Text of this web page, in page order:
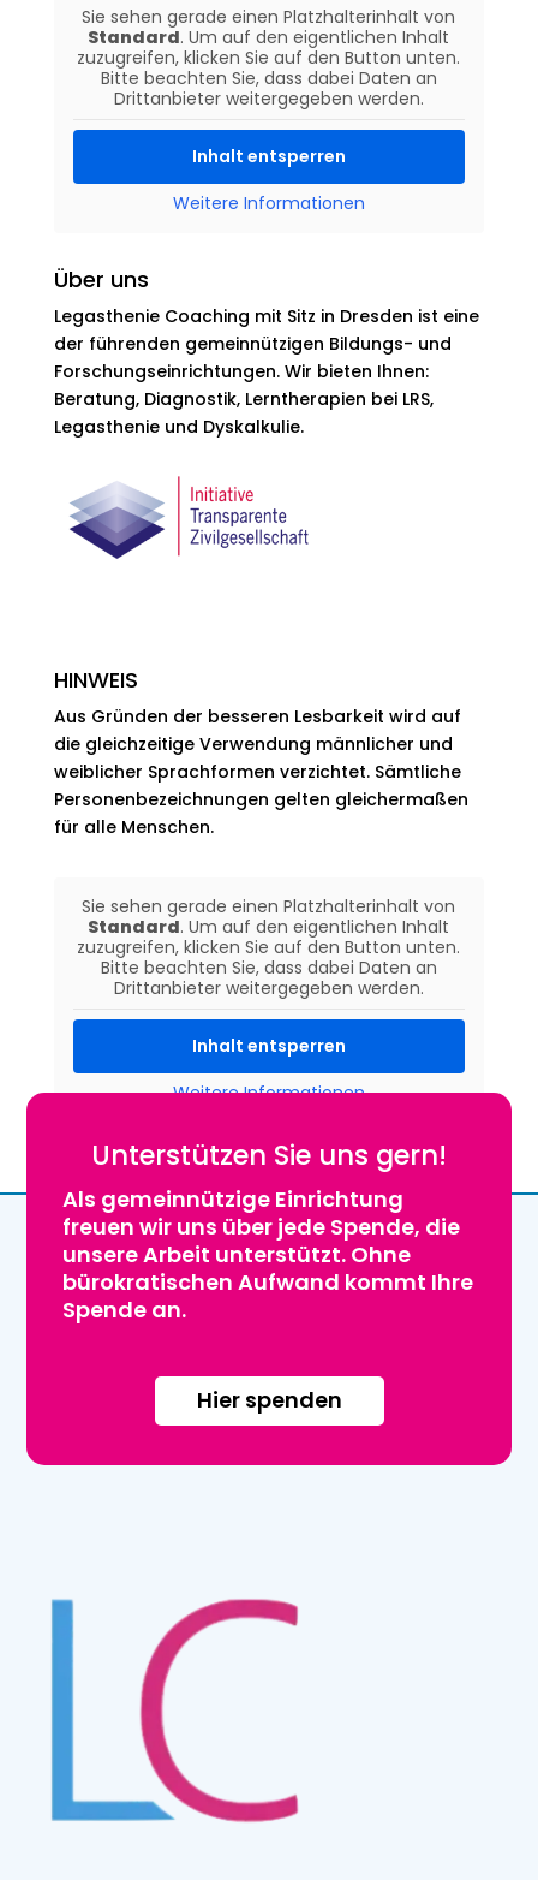
Sie sehen gerade einen Platzhalterinhalt von
Standard. Um auf den eigentlichen Inhalt
zuzugreifen, klicken Sie auf den Button unten.
Bitte beachten Sie, dass dabei Daten an
Drittanbieter weitergegeben werden.
Inhalt entsperren
Weitere Informationen
Über uns
Legasthenie Coaching mit Sitz in Dresden ist eine
der führenden gemeinnützigen Bildungs- und
Forschungseinrichtungen. Wir bieten Ihnen:
Beratung, Diagnostik, Lerntherapien bei LRS,
Legasthenie und Dyskalkulie.
HINWEIS
Aus Gründen der besseren Lesbarkeit wird auf
die gleichzeitige Verwendung männlicher und
weiblicher Sprachformen verzichtet. Sämtliche
Personenbezeichnungen gelten gleichermaßen
für alle Menschen.
Sie sehen gerade einen Platzhalterinhalt von
Standard. Um auf den eigentlichen Inhalt
zuzugreifen, klicken Sie auf den Button unten.
Bitte beachten Sie, dass dabei Daten an
Drittanbieter weitergegeben werden.
Inhalt entsperren
Weitere Informationen
Unterstützen Sie uns gern!
Als gemeinnützige Einrichtung
freuen wir uns über jede Spende, die
unsere Arbeit unterstützt. Ohne
bürokratischen Aufwand kommt Ihre
Spende an.
Hier spenden